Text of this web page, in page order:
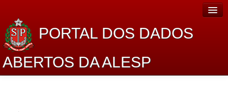
PORTAL DOS DADOS
ABERTOS DA ALESP